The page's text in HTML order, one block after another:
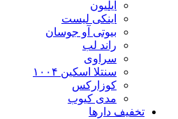
ایلیون
اینکی لیست
بیوتی آو جوسان
راند لب
سراوی
سنتلا اسکین ۱۰۰۴
کوزارکس
مدی کیوب
تخفیف دارها